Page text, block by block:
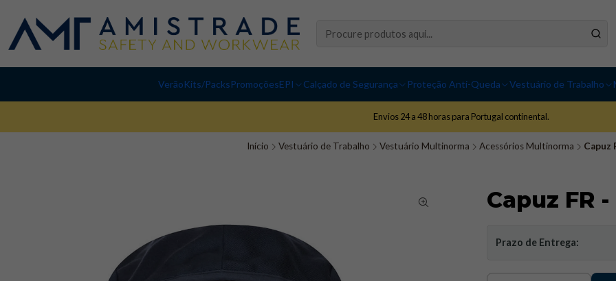
VerãoKits/PacksPromoçõesEPI Calçado de Segurança Proteção Anti-Queda Vestuário de Trabalho
Envios 24 a 48 horas para Portugal continental.
Início Vestuário de Trabalho Vestuário Multinorma Acessórios Multinorma Capuz
Capuz FR
Prazo de Entrega: